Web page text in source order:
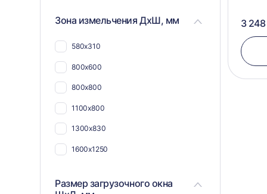
Зона измельчения ДхШ, мм
580х310
800х600
800х800
1100х800
1300х830
1600х1250
Размер загрузочного окна
3